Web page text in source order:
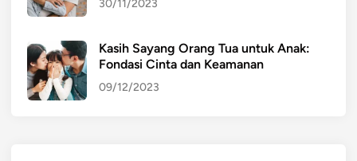
30/11/2023
Kasih Sayang Orang Tua untuk Anak:
Fondasi Cinta dan Keamanan
09/12/2023